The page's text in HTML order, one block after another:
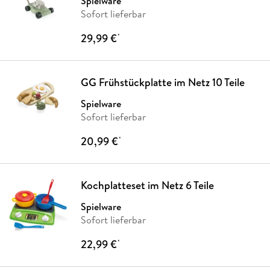
Sofort lieferbar
29,99 €*
GG Frühstückplatte im Netz 10 Teile
Spielware
Sofort lieferbar
20,99 €*
Kochplatteset im Netz 6 Teile
Spielware
Sofort lieferbar
22,99 €*